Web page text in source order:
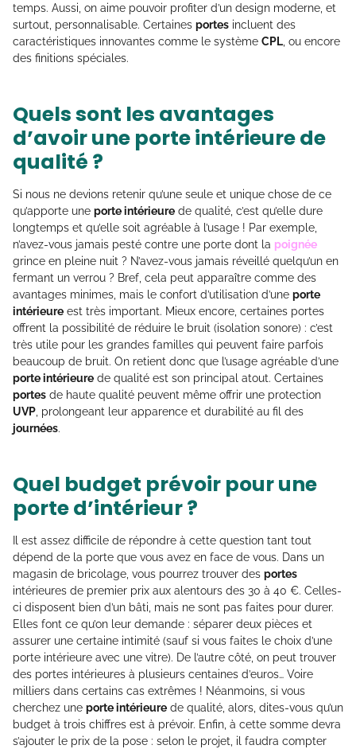
temps. Aussi, on aime pouvoir profiter d’un design moderne, et
surtout, personnalisable. Certaines portes incluent des
caractéristiques innovantes comme le système CPL , ou encore
des finitions spéciales.
Quels sont les avantages
d’avoir une porte intérieure de
qualité ?
Si nous ne devions retenir qu’une seule et unique chose de ce
qu’apporte une porte intérieure de qualité, c’est qu’elle dure
longtemps et qu’elle soit agréable à l’usage ! Par exemple,
n’avez-vous jamais pesté contre une porte dont la poignée
grince en pleine nuit ? N’avez-vous jamais réveillé quelqu’un en
fermant un verrou ? Bref, cela peut apparaître comme des
avantages minimes, mais le confort d’utilisation d’une porte
intérieure est très important. Mieux encore, certaines portes
offrent la possibilité de réduire le bruit (isolation sonore) : c’est
très utile pour les grandes familles qui peuvent faire parfois
beaucoup de bruit. On retient donc que l’usage agréable d’une
porte intérieure de qualité est son principal atout. Certaines
portes de haute qualité peuvent même offrir une protection
UVP , prolongeant leur apparence et durabilité au fil des
journées.
Quel budget prévoir pour une
porte d’intérieur ?
Il est assez difficile de répondre à cette question tant tout
dépend de la porte que vous avez en face de vous. Dans un
magasin de bricolage, vous pourrez trouver des portes
intérieures de premier prix aux alentours des 30 à 40 €. Celles-
ci disposent bien d’un bâti, mais ne sont pas faites pour durer.
Elles font ce qu’on leur demande : séparer deux pièces et
assurer une certaine intimité (sauf si vous faites le choix d’une
porte intérieure avec une vitre). De l’autre côté, on peut trouver
des portes intérieures à plusieurs centaines d’euros… Voire
milliers dans certains cas extrêmes ! Néanmoins, si vous
cherchez une porte intérieure de qualité, alors, dites-vous qu’un
budget à trois chiffres est à prévoir. Enfin, à cette somme devra
s’ajouter le prix de la pose : selon le projet, il faudra compter